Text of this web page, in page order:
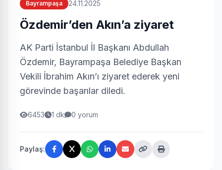
Bayrampaşa 24.11.2025
Özdemir’den Akın’a ziyaret
AK Parti İstanbul İl Başkanı Abdullah
Özdemir, Bayrampaşa Belediye Başkan
Vekili İbrahim Akın’ı ziyaret ederek yeni
görevinde başarılar diledi.
6453 1 dk 0 yorum
Paylaş: